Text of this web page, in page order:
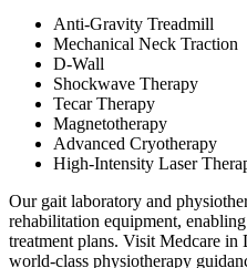
Anti-Gravity Treadmill
Mechanical Neck Traction
D-Wall
Shockwave Therapy
Tecar Therapy
Magnetotherapy
Advanced Cryotherapy
High-Intensity Laser
Our gait laboratory and
rehabilitation equipment,
treatment plans. Visit Medcare in
world-class physiotherapy